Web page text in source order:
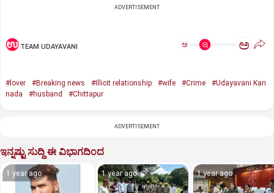
ADVERTISEMENT
TEAM UDAYAVANI ಅ ಅ
#lover #Breaking news #Illicit relationship #wife #Crime
#Udayavani Kan
nada
#husband #Chittapur
ADVERTISEMENT
ಇನ್ನಷ್ಟು ಸುದ್ದಿ ಈ ವಿಭಾಗದಿಂದ
1 year ago 1 year ago 1 year ago